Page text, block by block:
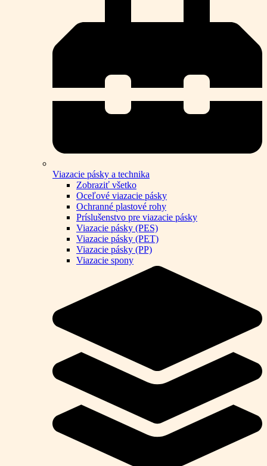
Viazacie pásky a technika
Zobraziť všetko
Oceľové viazacie pásky
Ochranné plastové rohy
Príslušenstvo pre viazacie pásky
Viazacie pásky (PES)
Viazacie pásky (PET)
Viazacie pásky (PP)
Viazacie spony